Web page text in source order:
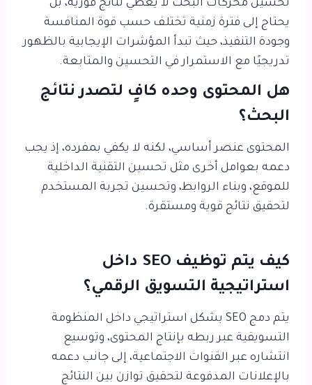
تحسين محركات البحث لا يعطي نتائج فورية، بل
يحتاج إلى فترة زمنية تختلف حسب قوة المنافسة
وجودة التنفيذ، حيث تبدأ المؤشرات الإيجابية بالظهور
تدريجيًا مع الاستمرار في التحسين والمتابعة.
هل المحتوى وحده كافٍ لتصدر نتائج
البحث؟
المحتوى عنصر أساسي، لكنه لا يكفي بمفرده، إذ يجب
دعمه بعوامل أخرى مثل تحسين التقنية الداخلية
للموقع، وبناء الروابط، وتحسين تجربة المستخدم
لتحقيق نتائج قوية ومستقرة.
كيف يتم توظيف SEO داخل
استراتيجية التسويق الرقمي؟
يتم دمج SEO بشكل استراتيجي داخل المنظومة
التسويقية عبر ربطه بإنتاج المحتوى، وتوسيع
انتشاره عبر القنوات الاجتماعية، إلى جانب دعمه
بالإعلانات المدفوعة لتحقيق توازن بين النتائج